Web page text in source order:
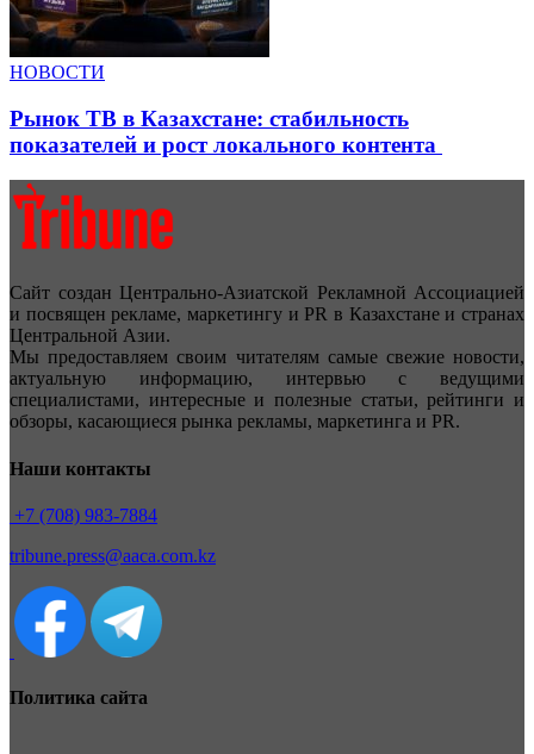
НОВОСТИ
Рынок ТВ в Казахстане: стабильность
показателей и рост локального контента
Сайт создан Центрально-Азиатской Рекламной Ассоциацией
и посвящен рекламе, маркетингу и PR в Казахстане и странах
Центральной Азии.
Мы предоставляем своим читателям самые свежие новости,
актуальную информацию, интервью с ведущими
специалистами, интересные и полезные статьи, рейтинги и
обзоры, касающиеся рынка рекламы, маркетинга и PR.
Наши контакты
+7 (708) 983-7884
tribune.press@aaca.com.kz
Политика сайта